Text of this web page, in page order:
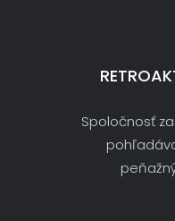
Spoločnosť